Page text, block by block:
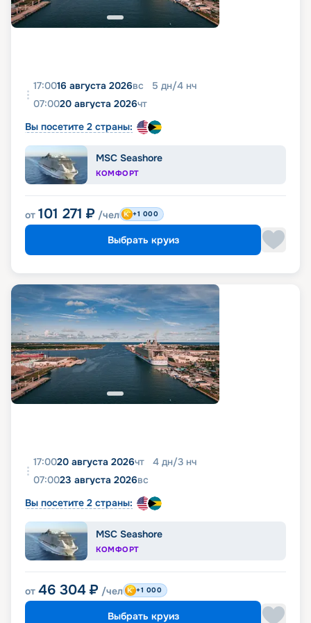
17:0016 августа 2026вс 5 дн/4 нч
07:0020 августа 2026чт
Вы посетите 2 страны:
MSC Seashore
КОМФОРТ
от 101 271 ₽ /чел +1 000
Выбрать круиз
17:0020 августа 2026чт 4 дн/3 нч
07:0023 августа 2026вс
Вы посетите 2 страны:
MSC Seashore
КОМФОРТ
от 46 304 ₽ /чел +1 000
Выбрать круиз